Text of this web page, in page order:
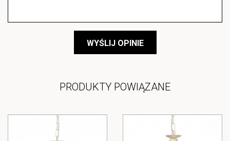
WYŚLIJ OPINIE
PRODUKTY POWIĄZANE